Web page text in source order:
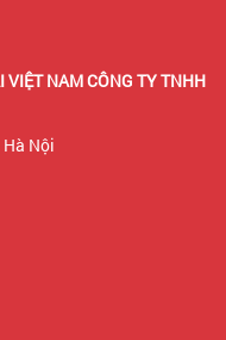
VIỆT NAM CÔNG TY TNHH
Nội